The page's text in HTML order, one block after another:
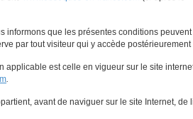
informons que les présentes conditions
par tout visiteur qui y accède
applicable est celle en vigueur sur le site
.
avant de naviguer sur le site Internet,